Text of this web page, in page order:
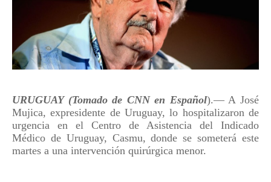
URUGUAY (Tomado de CNN en Español).–– A José
Mujica, expresidente de Uruguay, lo hospitalizaron de
urgencia en el Centro de Asistencia del Indicado
Médico de Uruguay, Casmu, donde se someterá este
martes a una intervención quirúrgica menor.